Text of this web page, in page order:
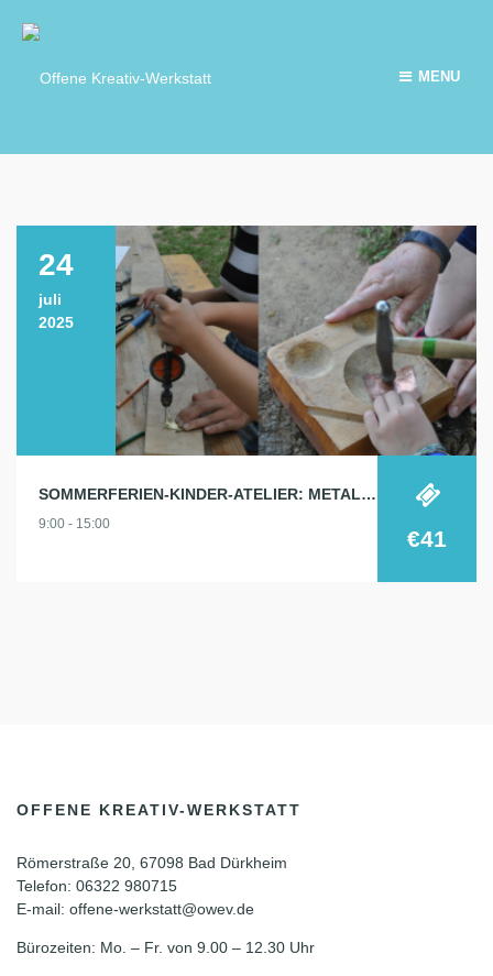
MENU
24
juli
2025
SOMMERFERIEN-KINDER-ATELIER: METALLARBEITEN
9:00 - 15:00
€41
OFFENE KREATIV-WERKSTATT
Römerstraße 20, 67098 Bad Dürkheim
Telefon: 06322 980715
E-mail: offene-werkstatt@owev.de
Bürozeiten: Mo. – Fr. von 9.00 – 12.30 Uhr